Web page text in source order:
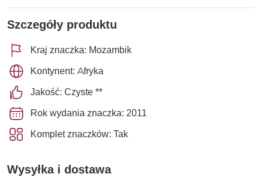
Szczegóły produktu
Kraj znaczka: Mozambik
Kontynent: Afryka
Jakość: Czyste **
Rok wydania znaczka: 2011
Komplet znaczków: Tak
Wysyłka i dostawa